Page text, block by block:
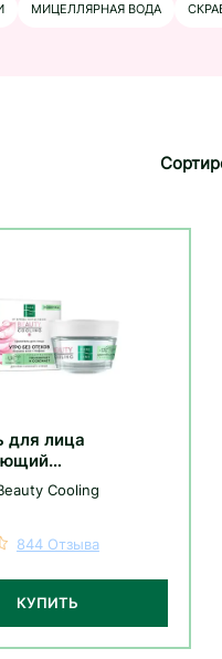
МИЦЕЛЛЯРНАЯ ВОДА
для лица
с алоэ от
Cooling
844 Отзыва
КУПИТЬ